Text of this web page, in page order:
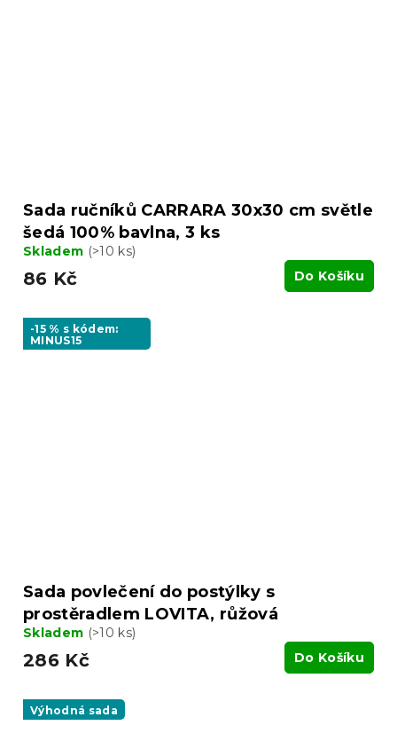
Sada ručníků CARRARA 30x30 cm světle
šedá 100% bavlna, 3 ks
Skladem (>10 ks)
86 Kč Do Košíku
-15 % s kódem:
MINUS15
Sada povlečení do postýlky s
prostěradlem LOVITA, růžová
Skladem (>10 ks)
286 Kč Do Košíku
Výhodná sada